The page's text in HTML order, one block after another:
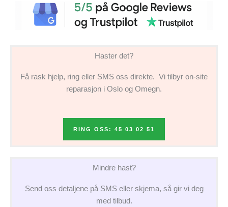
Haster det?
Få rask hjelp, ring eller SMS oss direkte. Vi tilbyr on-site
reparasjon i Oslo og Omegn.
RING OSS: 45 03 02 51
Mindre hast?
Send oss detaljene på SMS eller skjema, så gir vi deg
med tilbud.